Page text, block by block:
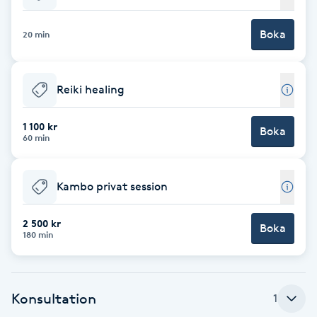
Balayage
Bambumassage
Barber
Barnklippning
BIAB
Bottenfärg
20 min Boka
Reiki healing
1 100 kr
60 min Boka
Kambo privat session
2 500 kr
180 min Boka
Konsultation 1